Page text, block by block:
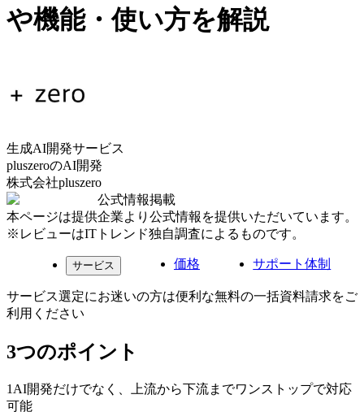
や機能・使い方を解説
生成AI開発サービス
pluszeroのAI開発
株式会社pluszero
公式情報掲載
本ページは提供企業より公式情報を提供いただいています。
※レビューはITトレンド独自調査によるものです。
サービス 価格 サポート体制
サービス選定にお迷いの方は便利な無料の一括資料請求をご
利用ください
3つのポイント
1 AI開発だけでなく、上流から下流までワンストップで対応
可能